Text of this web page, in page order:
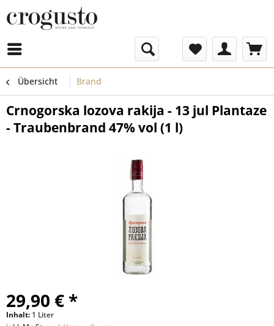
Übersicht Brand
Crnogorska lozova rakija - 13 jul Plantaze
- Traubenbrand 47% vol (1 l)
29,90 € *
Inhalt: 1 Liter